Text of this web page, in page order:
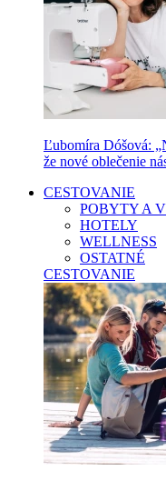
Ľubomíra Dóšová:
že nové oblečenie
CESTOVANIE
POBYTY A
HOTELY
WELLNESS
OSTATNÉ
CESTOVANIE